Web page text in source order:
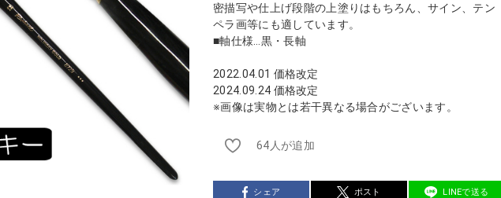
密描写や仕上げ段階の上塗りはもちろん、サイン、テン
ペラ画等にも適しています。
■軸仕様…黒・長軸
2022.04.01 価格改定
2024.09.24 価格改定
※画像は実物とは若干異なる場合がございます。
64人が追加
シェア ポスト LINEで送る